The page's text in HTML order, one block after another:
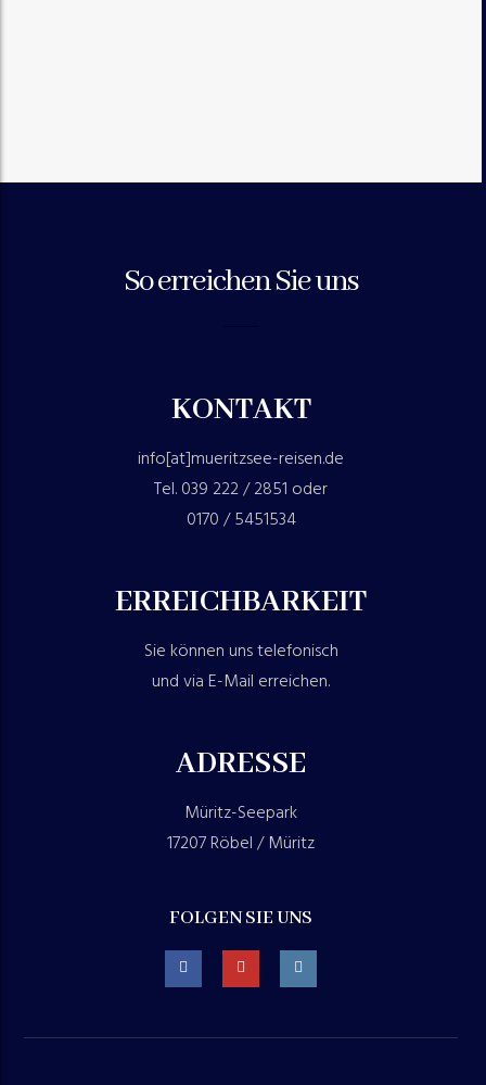
So erreichen Sie uns
KONTAKT
info[at]mueritzsee-reisen.de
Tel. 039 222 / 2851 oder
0170 / 5451534
ERREICHBARKEIT
Sie können uns telefonisch
und via E-Mail erreichen.
ADRESSE
Müritz-Seepark
17207 Röbel / Müritz
FOLGEN SIE UNS